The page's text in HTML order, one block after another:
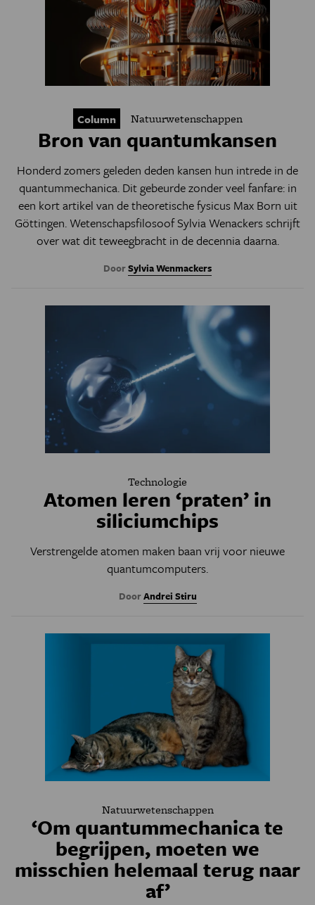
Column Natuurwetenschappen
Bron van quantumkansen
Honderd zomers geleden deden kansen hun intrede in de
quantummechanica. Dit gebeurde zonder veel fanfare: in
een kort artikel van de theoretische fysicus Max Born uit
Göttingen. Wetenschapsfilosoof Sylvia Wenackers schrijft
over wat dit teweegbracht in de decennia daarna.
DoorSylvia Wenmackers
Technologie
Atomen leren ‘praten’ in
siliciumchips
Verstrengelde atomen maken baan vrij voor nieuwe
quantumcomputers.
DoorAndrei Stiru
Natuurwetenschappen
‘Om quantummechanica te
begrijpen, moeten we
misschien helemaal terug naar
af’